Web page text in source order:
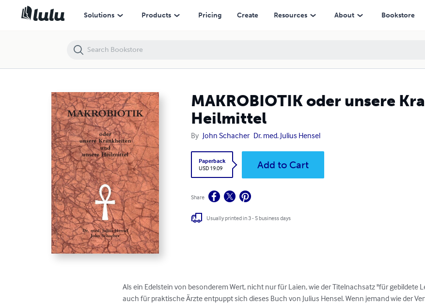
Solutions Products Pricing Create Resources About Bookstore
MAKROBIOTIK oder unsere
Heilmittel
By John Schacher Dr. med. Julius Hensel
Paperback
USD 19.09
Add to Cart
Share
Usually printed in 3 - 5 business days
Als ein Edelstein von besonderem Wert, nicht nur für Laien, wie der Titelnachsatz "für gebildete
auch für praktische Ärzte entpuppt sich dieses Buch von Julius Hensel. Wenn jemand wie der
MAKROBIOTIK oder unsere Krankheiten und unsere Heilmittel